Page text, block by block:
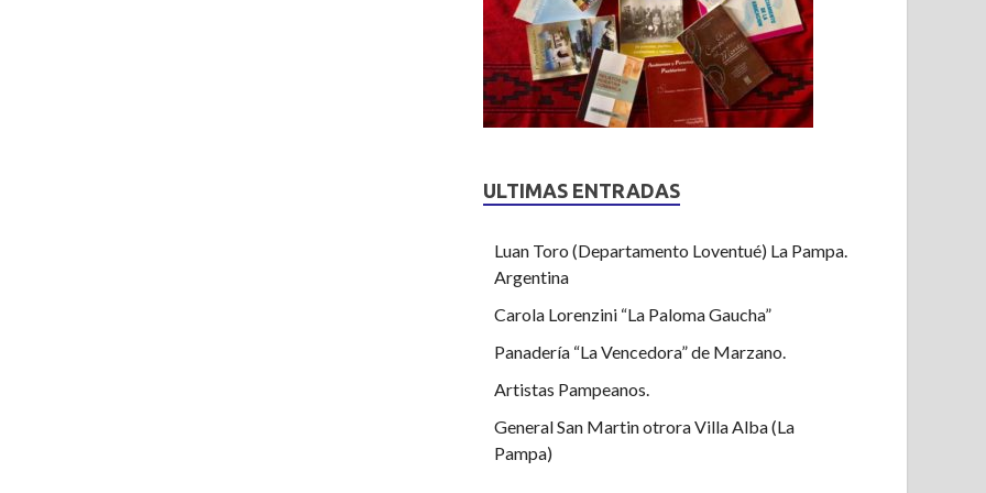
ULTIMAS ENTRADAS
Luan Toro (Departamento Loventué) La Pampa.
Argentina
Carola Lorenzini “La Paloma Gaucha”
Panadería “La Vencedora” de Marzano.
Artistas Pampeanos.
General San Martin otrora Villa Alba (La
Pampa)